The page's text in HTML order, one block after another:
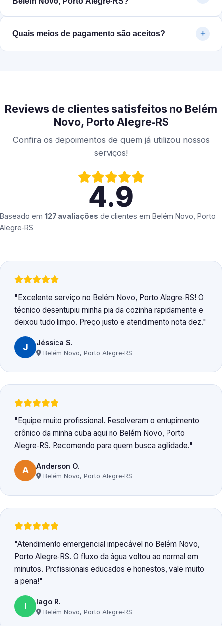
Quais meios de pagamento são aceitos?
Reviews de clientes satisfeitos no Belém
Novo, Porto Alegre‑RS
Confira os depoimentos de quem já utilizou nossos
serviços!
4.9
Baseado em 127 avaliações de clientes em Belém Novo, Porto
Alegre‑RS
Excelente serviço no Belém Novo, Porto Alegre‑RS! O
técnico desentupiu minha pia da cozinha rapidamente e
deixou tudo limpo. Preço justo e atendimento nota dez.
J Jéssica S.
Belém Novo, Porto Alegre‑RS
Equipe muito profissional. Resolveram o entupimento
crônico da minha cuba aqui no Belém Novo, Porto
Alegre‑RS. Recomendo para quem busca agilidade.
A Anderson O.
Belém Novo, Porto Alegre‑RS
Atendimento emergencial impecável no Belém Novo,
Porto Alegre‑RS. O fluxo da água voltou ao normal em
minutos. Profissionais educados e honestos, vale muito
a pena!
I Iago R.
Belém Novo, Porto Alegre‑RS